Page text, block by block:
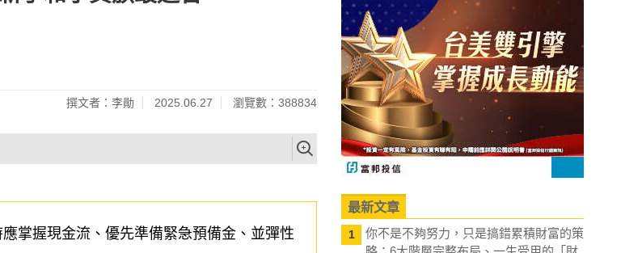
撰文者：李勛 2025.06.27 瀏覽數：388834
掌握現金流、優先準備緊急預備金、並彈性
最新文章
1
你不是不夠努力，只是搞錯累積財富的策